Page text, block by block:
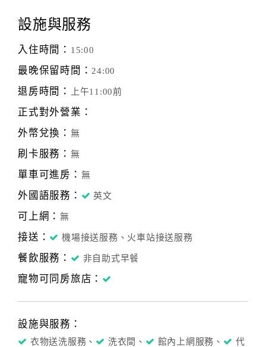
設施與服務
入住時間： 15:00
最晚保留時間：24:00
退房時間： 上午11:00前
正式對外營業：
外幣兌換： 無
刷卡服務： 無
單車可進房： 無
外國語服務： 英文
可上網： 無
接送： 機場接送服務、火車站接送服務
餐飲服務： 非自助式早餐
寵物可同房旅店：
設施與服務：
衣物送洗服務、 洗衣間、 館內上網服務、
代